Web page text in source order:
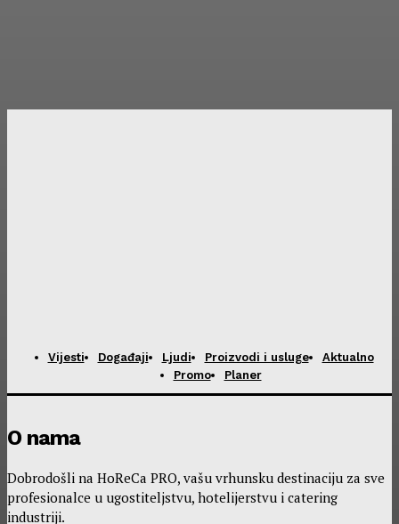
Vijesti Događaji Ljudi Proizvodi i usluge
Aktualno
Promo
Planer
O nama
Dobrodošli na HoReCa PRO, vašu vrhunsku destinaciju za sve
profesionalce u ugostiteljstvu, hotelijerstvu i catering
industriji.